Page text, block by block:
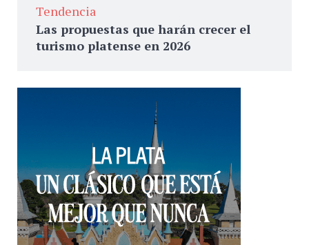
Tendencia
Las propuestas que harán crecer el
turismo platense en 2026